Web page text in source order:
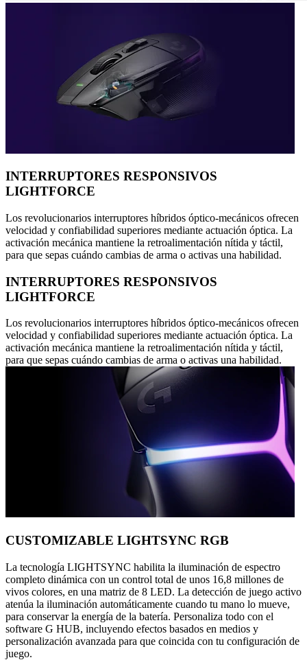
INTERRUPTORES RESPONSIVOS
LIGHTFORCE
Los revolucionarios interruptores híbridos óptico-mecánicos ofrecen
velocidad y confiabilidad superiores mediante actuación óptica. La
activación mecánica mantiene la retroalimentación nítida y táctil,
para que sepas cuándo cambias de arma o activas una habilidad.
INTERRUPTORES RESPONSIVOS
LIGHTFORCE
Los revolucionarios interruptores híbridos óptico-mecánicos ofrecen
velocidad y confiabilidad superiores mediante actuación óptica. La
activación mecánica mantiene la retroalimentación nítida y táctil,
para que sepas cuándo cambias de arma o activas una habilidad.
CUSTOMIZABLE LIGHTSYNC RGB
La tecnología LIGHTSYNC habilita la iluminación de espectro
completo dinámica con un control total de unos 16,8 millones de
vivos colores, en una matriz de 8 LED. La detección de juego activo
atenúa la iluminación automáticamente cuando tu mano lo mueve,
para conservar la energía de la batería. Personaliza todo con el
software G HUB, incluyendo efectos basados en medios y
personalización avanzada para que coincida con tu configuración de
juego.